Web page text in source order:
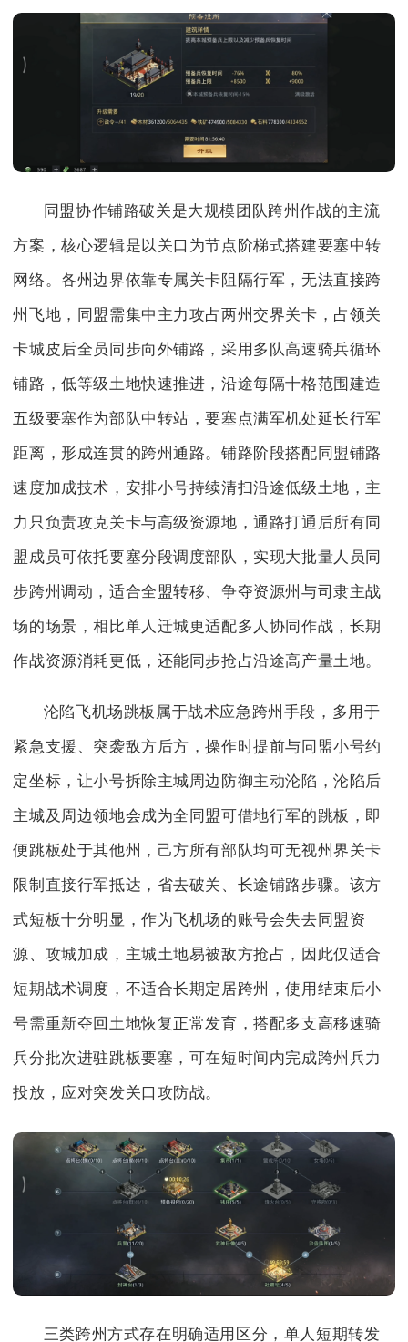
同盟协作铺路破关是大规模团队跨州作战的主流
方案，核心逻辑是以关口为节点阶梯式搭建要塞中转
网络。各州边界依靠专属关卡阻隔行军，无法直接跨
州飞地，同盟需集中主力攻占两州交界关卡，占领关
卡城皮后全员同步向外铺路，采用多队高速骑兵循环
铺路，低等级土地快速推进，沿途每隔十格范围建造
五级要塞作为部队中转站，要塞点满军机处延长行军
距离，形成连贯的跨州通路。铺路阶段搭配同盟铺路
速度加成技术，安排小号持续清扫沿途低级土地，主
力只负责攻克关卡与高级资源地，通路打通后所有同
盟成员可依托要塞分段调度部队，实现大批量人员同
步跨州调动，适合全盟转移、争夺资源州与司隶主战
场的场景，相比单人迁城更适配多人协同作战，长期
作战资源消耗更低，还能同步抢占沿途高产量土地。
沦陷飞机场跳板属于战术应急跨州手段，多用于
紧急支援、突袭敌方后方，操作时提前与同盟小号约
定坐标，让小号拆除主城周边防御主动沦陷，沦陷后
主城及周边领地会成为全同盟可借地行军的跳板，即
便跳板处于其他州，己方所有部队均可无视州界关卡
限制直接行军抵达，省去破关、长途铺路步骤。该方
式短板十分明显，作为飞机场的账号会失去同盟资
源、攻城加成，主城土地易被敌方抢占，因此仅适合
短期战术调度，不适合长期定居跨州，使用结束后小
号需重新夺回土地恢复正常发育，搭配多支高移速骑
兵分批次进驻跳板要塞，可在短时间内完成跨州兵力
投放，应对突发关口攻防战。
三类跨州方式存在明确适用区分，单人短期转发